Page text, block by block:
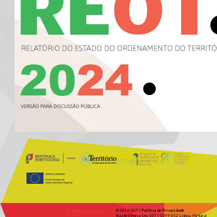
© 2016 DGT | Política de Privacidade
Rua Artilharia Um, 107 | 1099-052 Lisboa, Portugal